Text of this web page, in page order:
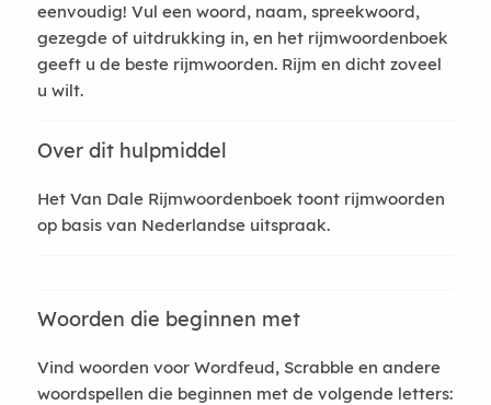
eenvoudig! Vul een woord, naam, spreekwoord,
gezegde of uitdrukking in, en het rijmwoordenboek
geeft u de beste rijmwoorden. Rijm en dicht zoveel
u wilt.
Over dit hulpmiddel
Het Van Dale Rijmwoordenboek toont rijmwoorden
op basis van Nederlandse uitspraak.
Woorden die beginnen met
Vind woorden voor Wordfeud, Scrabble en andere
woordspellen die beginnen met de volgende letters: